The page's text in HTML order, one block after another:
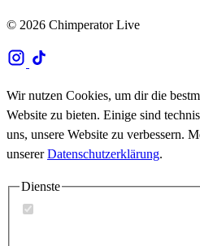
© 2026 Chimperator Live
Wir nutzen Cookies, um dir die
Website zu bieten. Einige sind
uns, unsere Website zu verbessern.
unsererDatenschutzerklärung.
Dienste